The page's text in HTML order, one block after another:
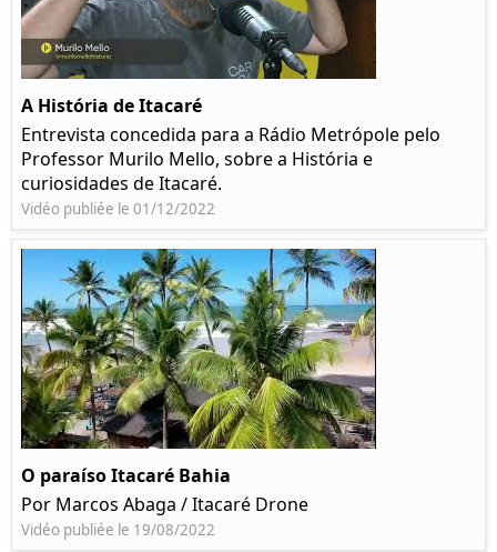
A História de Itacaré
Entrevista concedida para a Rádio Metrópole pelo
Professor Murilo Mello, sobre a História e
curiosidades de Itacaré.
Vidéo publiée le 01/12/2022
O paraíso Itacaré Bahia
Por Marcos Abaga / Itacaré Drone
Vidéo publiée le 19/08/2022